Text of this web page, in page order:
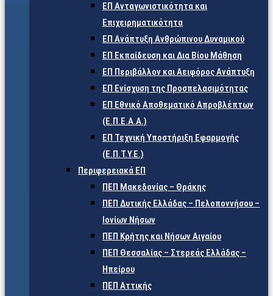
ΕΠ Ανταγωνιστικότητα και
Επιχειρηματικότητα
ΕΠ Ανάπτυξη Ανθρώπινου Δυναμικού
ΕΠ Εκπαίδευση και Δια Βίου Μάθηση
ΕΠ Περιβάλλον και Αειφόρος Ανάπτυξη
ΕΠ Ενίσχυση της Προσπελασιμότητας
ΕΠ Εθνικό Αποθεματικό Απροβλέπτων
(Ε.Π.Ε.Α.Α.)
ΕΠ Τεχνική Υποστήριξη Εφαρμογής
(Ε.Π.Τ.Υ.Ε.)
Περιφερειακά ΕΠ
ΠΕΠ Μακεδονίας – Θράκης
ΠΕΠ Δυτικής Ελλάδας – Πελοποννήσου –
Ιονίων Νήσων
ΠΕΠ Κρήτης και Νήσων Αιγαίου
ΠΕΠ Θεσσαλίας – Στερεάς Ελλάδας –
Ηπείρου
ΠΕΠ Αττικής